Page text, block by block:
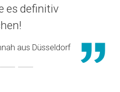
es definitiv
aus Düsseldorf